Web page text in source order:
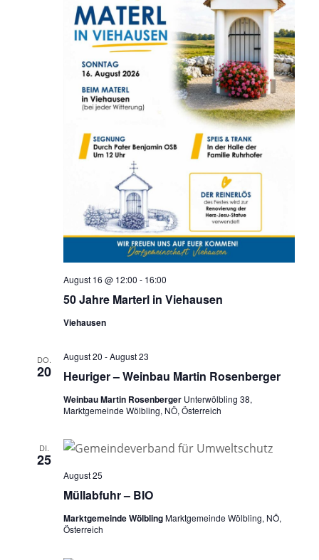
50 Jahre Marterl in Viehausen
August 16 @ 12:00 - 16:00
Viehausen
DO.
20 Heuriger – Weinbau Martin Rosenberger
August 20 -August 23
Weinbau Martin Rosenberger Unterwölbling 38,
Marktgemeinde Wölbling, NÖ, Österreich
DI.
25
Müllabfuhr – BIO
August 25
Marktgemeinde WölblingMarktgemeinde Wölbling, NÖ,
Österreich